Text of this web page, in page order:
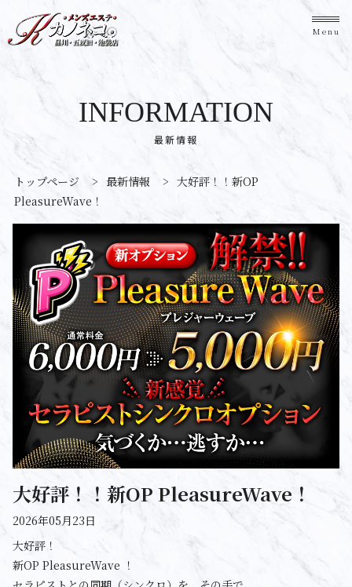
Menu
最新情報
INFORMATION
トップページ > 最新情報 > 大好評！！新OP
PleasureWave！
大好評！！新OP PleasureWave！
2026年05月23日
大好評！
新OP PleasureWave ！